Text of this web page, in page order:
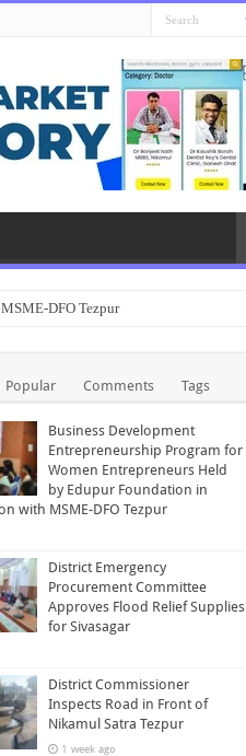
DFO Tezpur
Popular Comments Tags
Business Development
Entrepreneurship Program for
Women Entrepreneurs Held
by Edupur Foundation in
with MSME-DFO Tezpur
District Emergency
Procurement Committee
Approves Flood Relief Supplies
for Sivasagar
District Commissioner
Inspects Road in Front of
Nikamul Satra Tezpur
1 week ago